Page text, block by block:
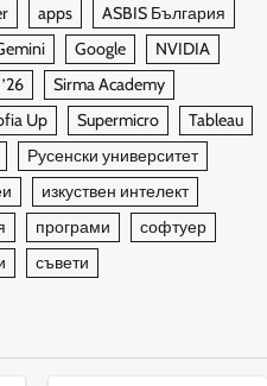
apps
ASBIS България
Google
NVIDIA
Sirma Academy
Up Supermicro
Tableau
Русенски университет
изкуствен интелект
програми
софтуер
съвети